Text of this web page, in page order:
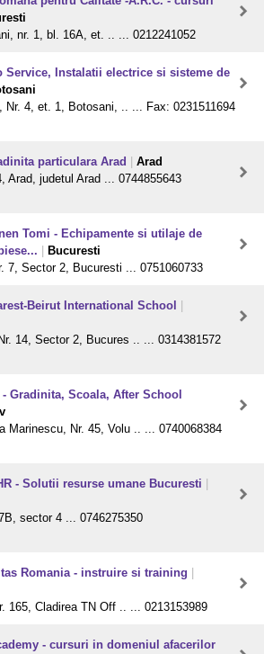
nr. 1, bl. 16A, et. .. ... 0212241052
Service, Instalatii electrice si sisteme de
Nr. 4, et. 1, Botosani, .. ... Fax: 0231511694
particulara Arad
Arad
Arad, judetul Arad ... 0744855643
Tomi - Echipamente si utilaje de
Bucuresti
7, Sector 2, Bucuresti ... 0751060733
Beirut International School
14, Sector 2, Bucures .. ... 0314381572
Gradinita, Scoala, After School
Marinescu, Nr. 45, Volu .. ... 0740068384
- Solutii resurse umane Bucuresti
sector 4 ... 0746275350
Romania - instruire si training
165, Cladirea TN Off .. ... 0213153989
- cursuri in domeniul afacerilor